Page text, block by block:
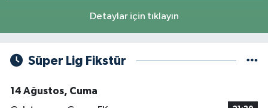
Detaylar için tıklayın
Süper Lig Fikstür
14 Ağustos, Cuma